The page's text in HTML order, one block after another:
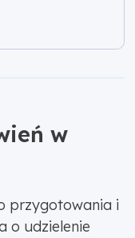
w
przygotowania i
o udzielenie